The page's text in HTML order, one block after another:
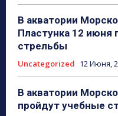
В акватории
Пластунка 12 июня
стрельбы
Uncategorized 12 Июня,
В акватории
пройдут учебные